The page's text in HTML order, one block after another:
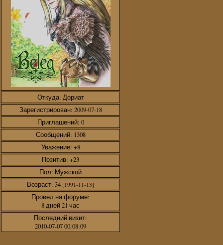
Откуда: Дориат
Зарегистрирован: 2009-07-18
Приглашений: 0
Сообщений: 1308
Уважение: +8
Позитив: +23
Пол: Мужской
Возраст: 34 [1991-11-13]
Провел на форуме:
8 дней 21 час
Последний визит:
2010-07-07 00:08:09